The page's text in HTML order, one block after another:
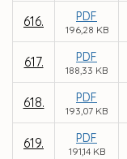
616. PDF
196,28 KB
617. PDF
188,33 KB
618. PDF
193,07 KB
619. PDF
191,14 KB